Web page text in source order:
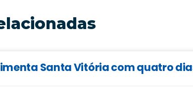
Santa Vitória com quatro